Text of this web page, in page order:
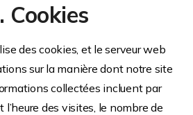
Cookies
des cookies, et le serveur web
sur la manière dont notre site
collectées incluent par
des visites, le nombre de